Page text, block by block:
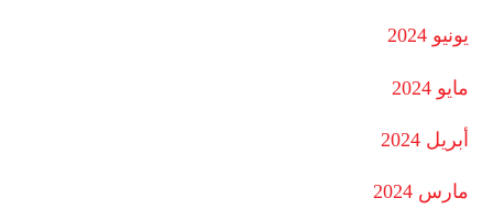
يونيو 2024
مايو 2024
أبريل 2024
مارس 2024